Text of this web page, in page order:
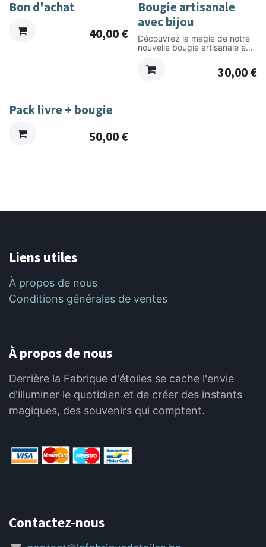
Bon d'achat
40,00€
Bougie artisanale
avec bijou
Découvrez la magie de notre
nouvelle bougie artisanale en
précieux pendentif en
porcelaine dorée à l’or fin.
Plongez dans une expérience
30,00€
Pack livre + bougie
50,00€
Liens utiles
À propos de nous
Conditions générales de ventes
À propos de nous
Derrière la Fabrique d'étoiles se cache l'envie
d'illuminer le quotidien et de créer des instants
magiques, des souvenirs qui comptent.
Contactez-nous